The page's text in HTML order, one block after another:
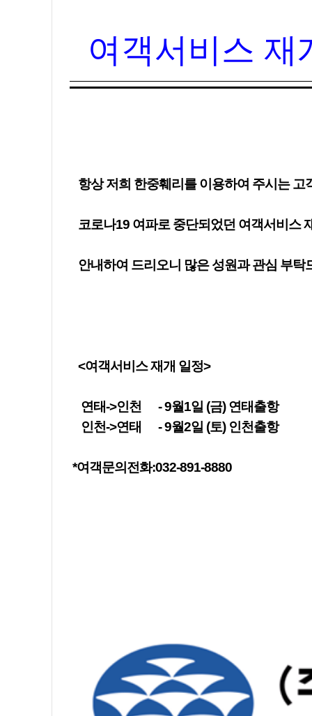
여객서비스 재
항상 저희 한중훼리를 이용하여 주시는
코로나19 여파로 중단되었던 여객서비스
안내하여 드리오니 많은 성원과 관심 부탁
<여객서비스 재개 일정>
연태->인천 - 9월1일 (금) 연태출항
인천->연태 - 9월2일 (토) 인천출항
*여객문의전화:032-891-8880